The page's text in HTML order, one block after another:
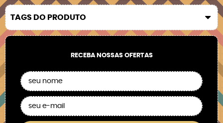
TAGS DO PRODUTO
RECEBA NOSSAS OFERTAS